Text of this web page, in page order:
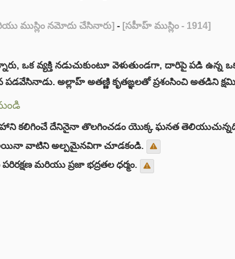
ముస్లిం నమోదు చేసినారు] - [సహీహ్ ముస్లిం - 1914]
ఒక వ్యక్తి నడుచుకుంటూ వెళుతుండగా, దారిపై పడి ఉన్న
అల్లాహ్ అతణ్ణి కృతఙ్ఞలతో ప్రశంసించి అతడిని
కలిగించే దేనినైనా తొలగించడం యొక్క ఘనత
వాటిని అల్పమైనవిగా చూడకండి.
మరియు ప్రజా భద్రతల ధర్మం.